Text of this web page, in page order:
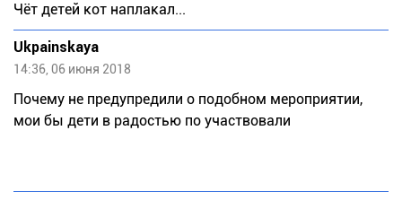
Чёт детей кот наплакал...
Ukpainskaya
14:36, 06 июня 2018
Почему не предупредили о подобном мероприятии,
мои бы дети в радостью по участвовали